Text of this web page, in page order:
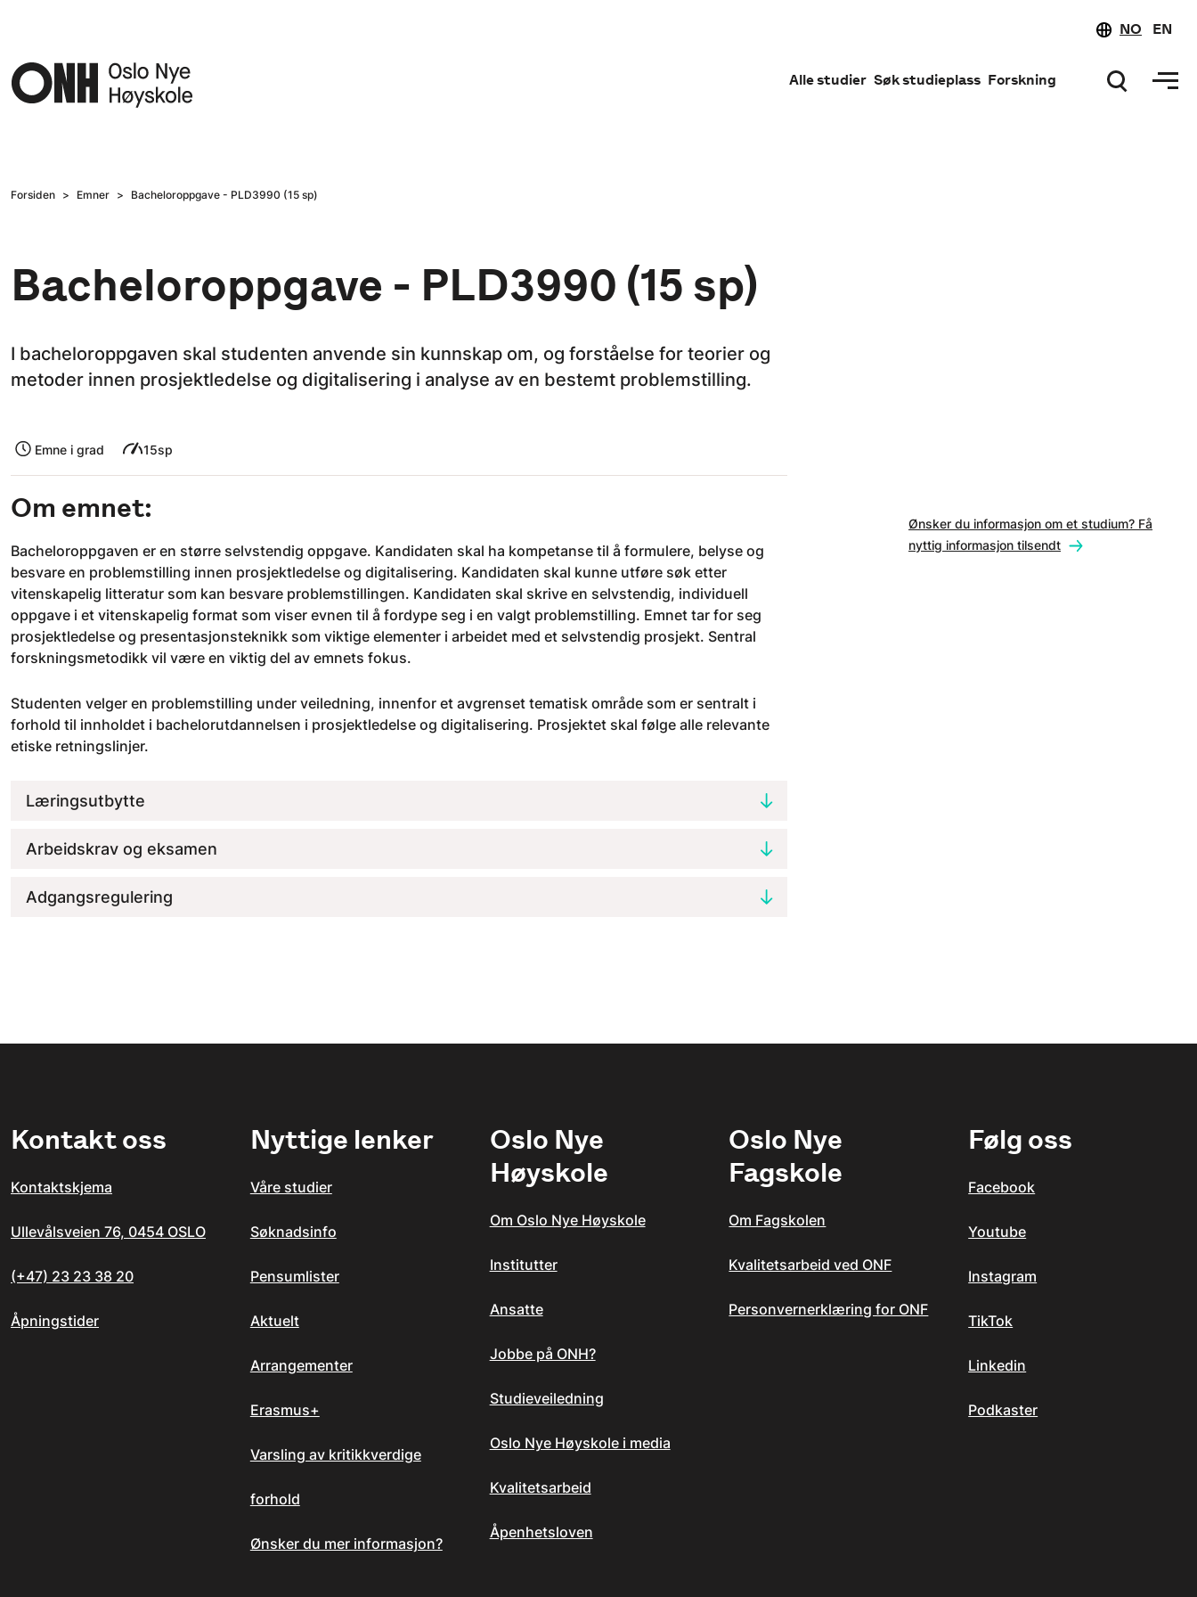
NO EN
Alle studier Søk studieplass Forskning
Forsiden Emner Bacheloroppgave - PLD3990 (15 sp)
Bacheloroppgave - PLD3990 (15 sp)
I bacheloroppgaven skal studenten anvende sin kunnskap om, og forståelse for teorier og
metoder innen prosjektledelse og digitalisering i analyse av en bestemt problemstilling.
Emne i grad 15sp
Om emnet:
Bacheloroppgaven er en større selvstendig oppgave. Kandidaten skal ha kompetanse til å formulere, belyse og
besvare en problemstilling innen prosjektledelse og digitalisering. Kandidaten skal kunne utføre søk etter
vitenskapelig litteratur som kan besvare problemstillingen. Kandidaten skal skrive en selvstendig, individuell
oppgave i et vitenskapelig format som viser evnen til å fordype seg i en valgt problemstilling. Emnet tar for seg
prosjektledelse og presentasjonsteknikk som viktige elementer i arbeidet med et selvstendig prosjekt. Sentral
forskningsmetodikk vil være en viktig del av emnets fokus.
Studenten velger en problemstilling under veiledning, innenfor et avgrenset tematisk område som er sentralt i
forhold til innholdet i bachelorutdannelsen i prosjektledelse og digitalisering. Prosjektet skal følge alle relevante
etiske retningslinjer.
Læringsutbytte
Arbeidskrav og eksamen
Adgangsregulering
Ønsker du informasjon om et studium? Få
nyttig informasjon tilsendt
Kontakt oss
Kontaktskjema
Ullevålsveien 76, 0454 OSLO
(+47) 23 23 38 20
Åpningstider
Nyttige lenker
Våre studier
Søknadsinfo
Pensumlister
Aktuelt
Arrangementer
Erasmus+
Varsling av kritikkverdige
forhold
Ønsker du mer informasjon?
Oslo Nye
Høyskole
Om Oslo Nye Høyskole
Institutter
Ansatte
Jobbe på ONH?
Studieveiledning
Oslo Nye Høyskole i media
Kvalitetsarbeid
Åpenhetsloven
Oslo Nye
Fagskole
Om Fagskolen
Kvalitetsarbeid ved ONF
Personvernerklæring for ONF
Følg oss
Facebook
Youtube
Instagram
TikTok
Linkedin
Podkaster